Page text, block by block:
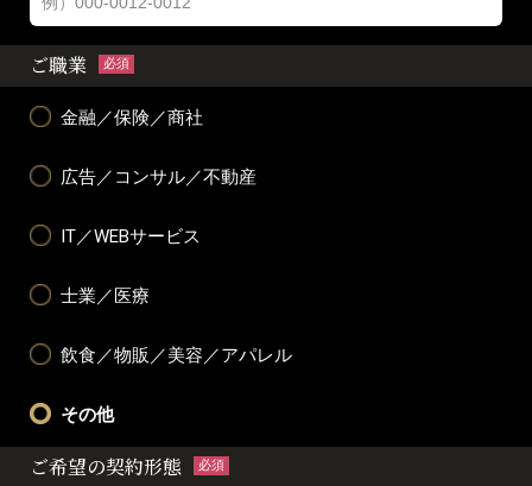
ご職業 必須
金融／保険／商社
広告／コンサル／不動産
IT／WEBサービス
士業／医療
飲食／物販／美容／アパレル
その他
ご希望の契約形態 必須